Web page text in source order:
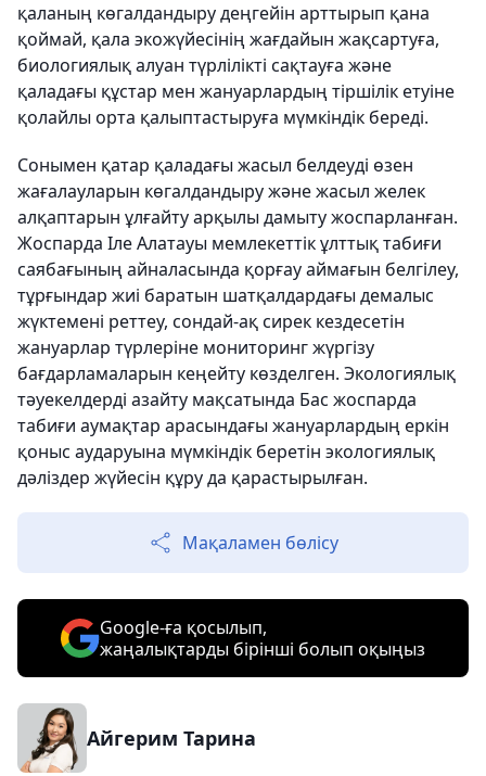
қаланың көгалдандыру деңгейін арттырып қана
қоймай, қала экожүйесінің жағдайын жақсартуға,
биологиялық алуан түрлілікті сақтауға және
қаладағы құстар мен жануарлардың тіршілік етуіне
қолайлы орта қалыптастыруға мүмкіндік береді.
Сонымен қатар қаладағы жасыл белдеуді өзен
жағалауларын көгалдандыру және жасыл желек
алқаптарын ұлғайту арқылы дамыту жоспарланған.
Жоспарда Іле Алатауы мемлекеттік ұлттық табиғи
саябағының айналасында қорғау аймағын белгілеу,
тұрғындар жиі баратын шатқалдардағы демалыс
жүктемені реттеу, сондай-ақ сирек кездесетін
жануарлар түрлеріне мониторинг жүргізу
бағдарламаларын кеңейту көзделген. Экологиялық
тәуекелдерді азайту мақсатында Бас жоспарда
табиғи аумақтар арасындағы жануарлардың еркін
қоныс аударуына мүмкіндік беретін экологиялық
дәліздер жүйесін құру да қарастырылған.
Мақаламен бөлісу
Google-ға қосылып,
жаңалықтарды бірінші болып оқыңыз
Айгерим Тарина